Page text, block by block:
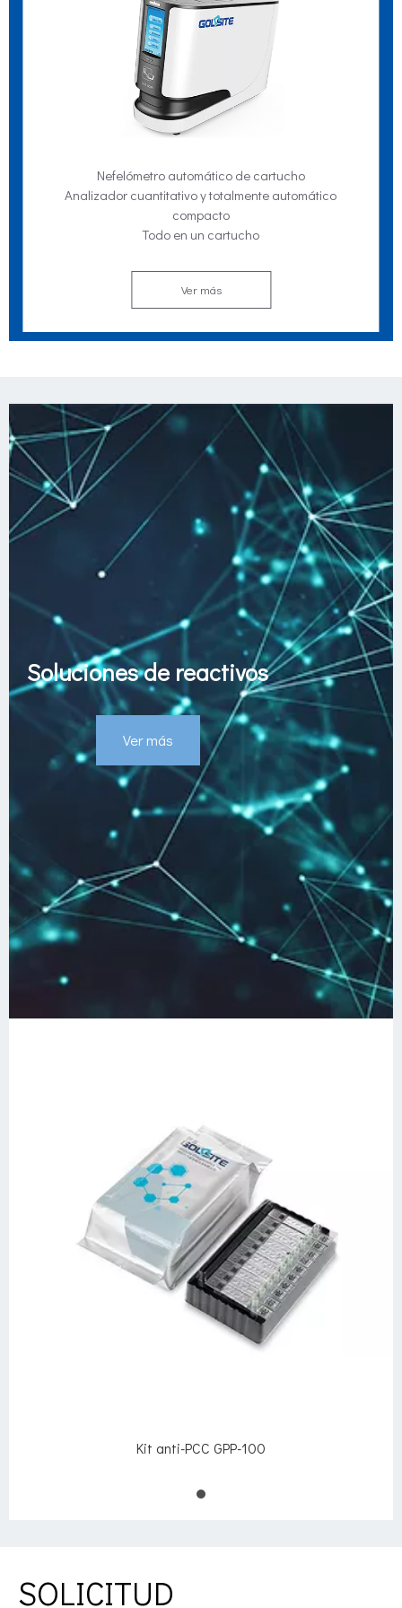
Nefelómetro automático de cartucho
Analizador cuantitativo y totalmente automático
compacto
Todo en un cartucho
Ver más
Soluciones de reactivos
Ver más
Kit anti-PCC GPP-100
SOLICITUD